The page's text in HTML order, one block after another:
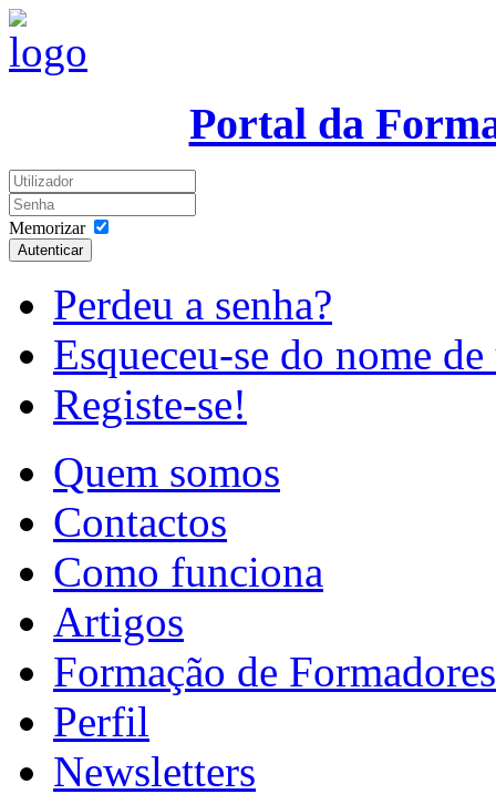
Portal da
Memorizar
Autenticar
Perdeu a senha?
Esqueceu-se do nome
Registe-se!
Quem somos
Contactos
Como funciona
Artigos
Formação de Formadores
Perfil
Newsletters